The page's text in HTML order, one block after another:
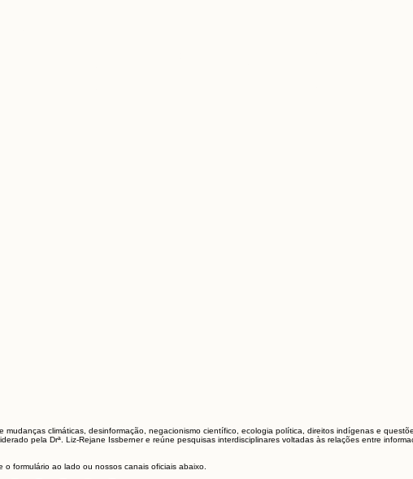
climáticas, desinformação, negacionismo científico, ecologia política, direitos indígenas e
pela Drª. Liz-Rejane Issberner e reúne pesquisas interdisciplinares voltadas às relações entre